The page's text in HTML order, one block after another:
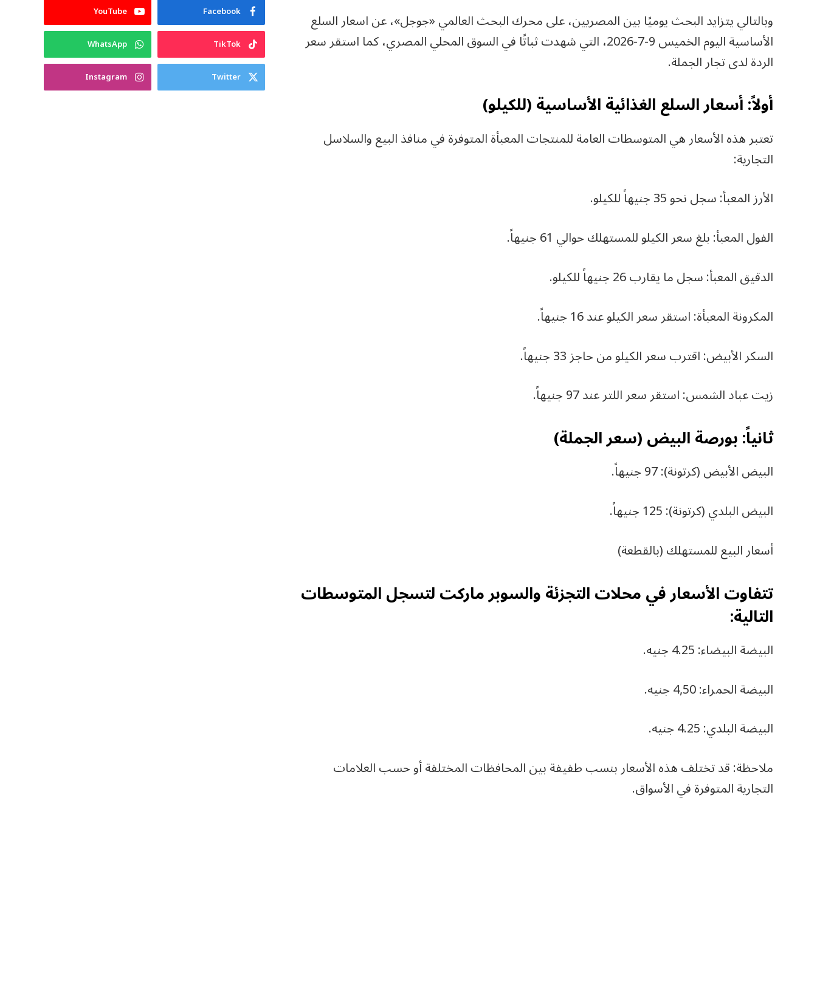
وبالتالي يتزايد البحث يوميًا بين المصريين، على محرك البحث العالمي «جوجل»، عن اسعار السلع
الأساسية اليوم الخميس 9-7-2026، التي شهدت ثباتًا في السوق المحلي المصري، كما استقر سعر
الردة لدى تجار الجملة.
أولاً: أسعار السلع الغذائية الأساسية (للكيلو)
تعتبر هذه الأسعار هي المتوسطات العامة للمنتجات المعبأة المتوفرة في منافذ البيع والسلاسل
التجارية:
الأرز المعبأ: سجل نحو 35 جنيهاً للكيلو.
الفول المعبأ: بلغ سعر الكيلو للمستهلك حوالي 61 جنيهاً.
الدقيق المعبأ: سجل ما يقارب 26 جنيهاً للكيلو.
المكرونة المعبأة: استقر سعر الكيلو عند 16 جنيهاً.
السكر الأبيض: اقترب سعر الكيلو من حاجز 33 جنيهاً.
زيت عباد الشمس: استقر سعر اللتر عند 97 جنيهاً.
ثانياً: بورصة البيض (سعر الجملة)
البيض الأبيض (كرتونة): 97 جنيهاً.
البيض البلدي (كرتونة): 125 جنيهاً.
أسعار البيع للمستهلك (بالقطعة)
تتفاوت الأسعار في محلات التجزئة والسوبر ماركت لتسجل المتوسطات
التالية:
البيضة البيضاء: 4.25 جنيه.
البيضة الحمراء: 4,50 جنيه.
البيضة البلدي: 4.25 جنيه.
ملاحظة: قد تختلف هذه الأسعار بنسب طفيفة بين المحافظات المختلفة أو حسب العلامات
التجارية المتوفرة في الأسواق.
Facebook
YouTube
TikTok
WhatsApp
Twitter
Instagram